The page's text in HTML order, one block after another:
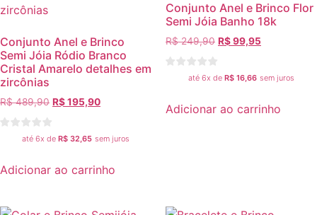
Conjunto Anel e Brinco
Semi Jóia Ródio Branco
Cristal Amarelo detalhes em
zircônias
R$489,90 R$195,90
até 6x de R$ 32,65 sem juros
Adicionar ao carrinho
Conjunto Anel e Brinco Flor
Semi Jóia Banho 18k
R$249,90 R$99,95
até 6x de R$ 16,66 sem juros
Adicionar ao carrinho